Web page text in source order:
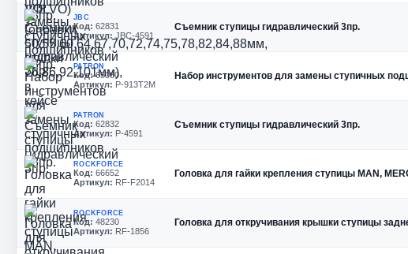
JBC
Код: 62831
Артикул: JBC-4591
Съемник ступицы гидравлический 3пр.
PATRON
Код:65080
Артикул: P-913T2M
Набор инструментов для замены ступичных
PATRON
Код: 62832
Артикул: P-4591
Съемник ступицы гидравлический 3пр.
ROCKFORCE
Код: 66652
Артикул: RF-F2014
Головка для гайки крепления ступицы MAN,
ROCKFORCE
Код: 48230
Артикул: RF-1856
Головка для откручивания крышки ступицы